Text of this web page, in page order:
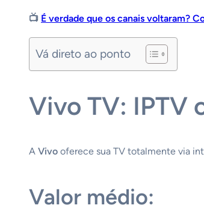
📺 É verdade que os canais voltaram?
Vá direto ao ponto
Vivo TV: IPTV
A Vivo oferece sua TV totalmente via
Valor médio: